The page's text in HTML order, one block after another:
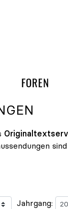
FOREN
Jahrgang: